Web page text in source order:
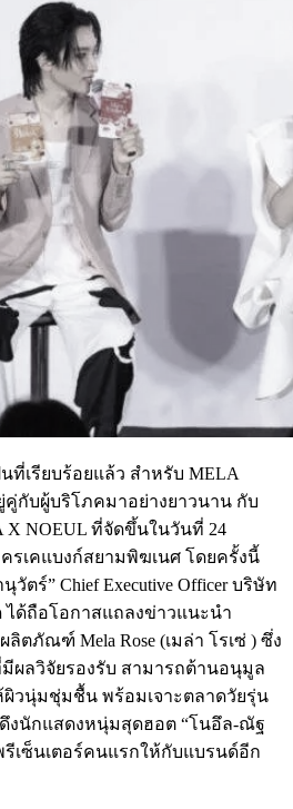
ที่เรียบร้อยแล้ว สำหรับ MELA
กับผู้บริโภคมาอย่างยาวนาน กับ
X NOEUL ที่จัดขึ้นในวันที่ 24
รเคแบงก์สยามพิฆเนศ โดยครั้งนี้
ตร์” Chief Executive Officer บริษัท
ได้ถือโอกาสแถลงข่าวแนะนำ
ตภัณฑ์ Mela Rose (เมล่า โรเซ่ ) ซึ่ง
มีผลวิจัยรองรับ สามารถต้านอนุมูล
ผิวนุ่มชุ่มชื้น พร้อมเจาะตลาดวัยรุ่น
งนักแสดงหนุ่มสุดฮอต “โนอึล-ณัฐ
เซ็นเตอร์คนแรกให้กับแบรนด์อีก